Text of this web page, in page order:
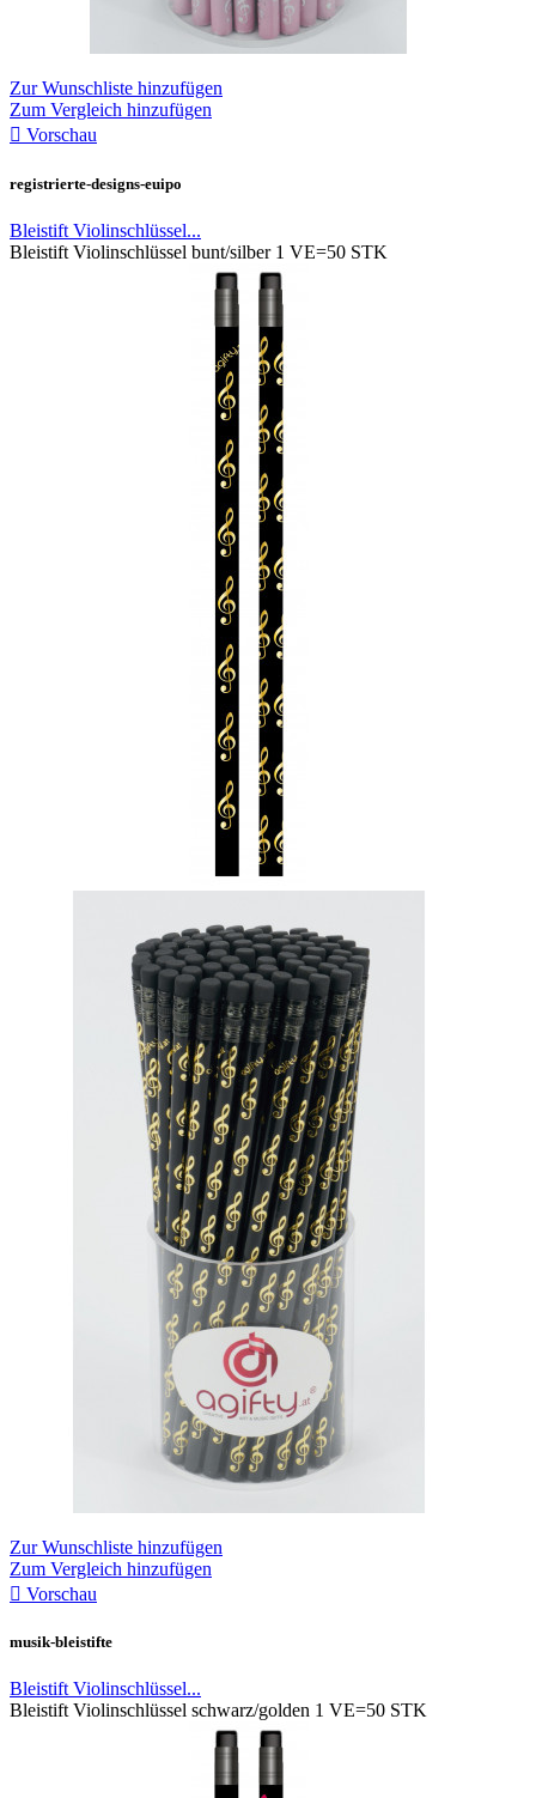
Zur Wunschliste hinzufügen
Zum Vergleich hinzufügen
 Vorschau
registrierte-designs-euipo
Bleistift Violinschlüssel...
Bleistift Violinschlüssel bunt/silber 1 VE=50 STK
Zur Wunschliste hinzufügen
Zum Vergleich hinzufügen
 Vorschau
musik-bleistifte
Bleistift Violinschlüssel...
Bleistift Violinschlüssel schwarz/golden 1 VE=50 STK